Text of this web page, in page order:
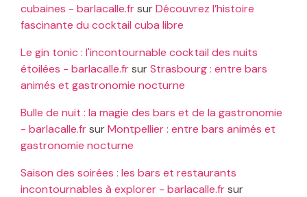
cubaines - barlacalle.frsurDécouvrez l’histoire
fascinante du cocktail cuba libre
Le gin tonic : l'incontournable cocktail des nuits
étoilées - barlacalle.frsurStrasbourg : entre bars
animés et gastronomie nocturne
Bulle de nuit : la magie des bars et de la gastronomie
- barlacalle.frsurMontpellier : entre bars animés et
gastronomie nocturne
Saison des soirées : les bars et restaurants
incontournables à explorer - barlacalle.frsur